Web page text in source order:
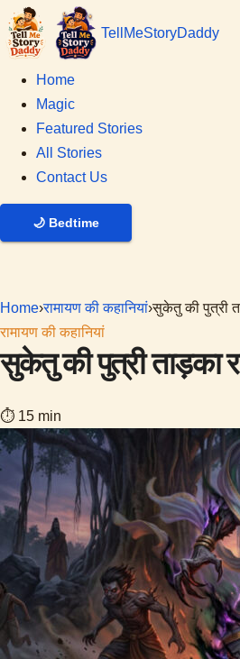
Tell MeStoryDaddy
Home
Magic
Featured Stories
All Stories
Contact Us
🌙 Bedtime
Home›रामायण की कहानियां›सुकेतु की पुत्री
रामायण की कहानियां
सुकेतु की पुत्री ताड़का
⏱ 15 min